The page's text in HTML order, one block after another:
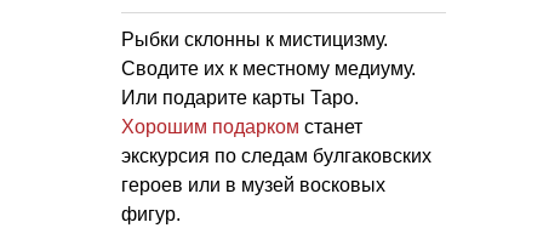
Рыбки склонны к мистицизму.
Сводите их к местному медиуму.
Или подарите карты Таро.
Хорошим подарком станет
экскурсия по следам булгаковских
героев или в музей восковых
фигур.